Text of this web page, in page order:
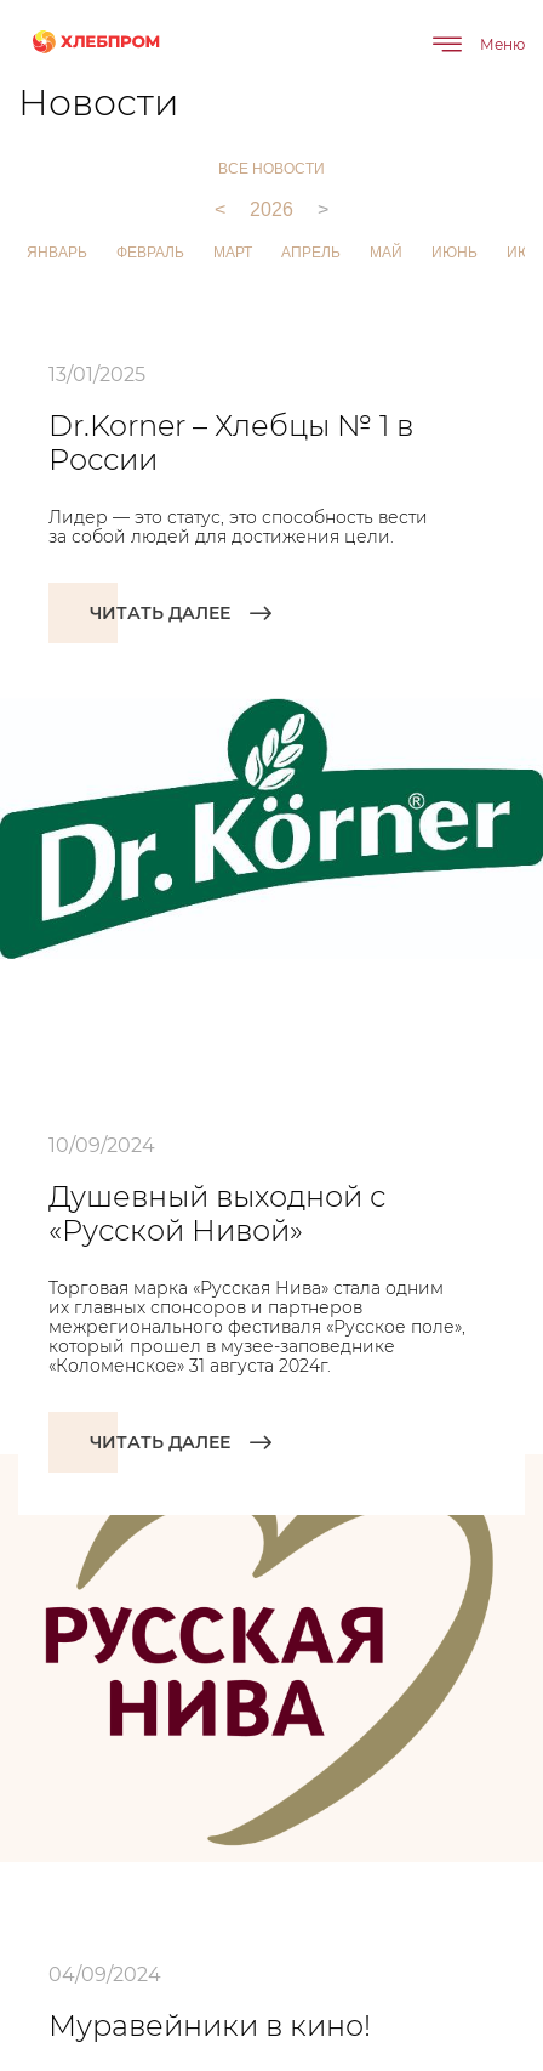
Меню
Главная О компании
Новости
ВСЕ НОВОСТИ
< 2026 >
ЯНВАРЬ ФЕВРАЛЬ МАРТ АПРЕЛЬ МАЙ ИЮНЬ
13/01/2025
Dr.Korner – Хлебцы № 1 в
России
Лидер — это статус, это способность вести
за собой людей для достижения цели.
ЧИТАТЬ ДАЛЕЕ
10/09/2024
Душевный выходной с
«Русской Нивой»
Торговая марка «Русская Нива» стала одним
их главных спонсоров и партнеров
межрегионального фестиваля «Русское поле»,
который прошел в музее-заповеднике
«Коломенское» 31 августа 2024г.
ЧИТАТЬ ДАЛЕЕ
04/09/2024
Муравейники в кино!